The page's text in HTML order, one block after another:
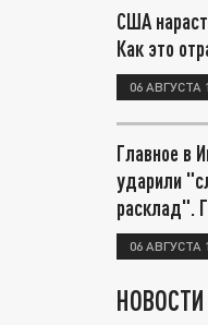
США
Как это
06 АВГУСТА
Главное в
ударили
расклад".
06 АВГУСТА